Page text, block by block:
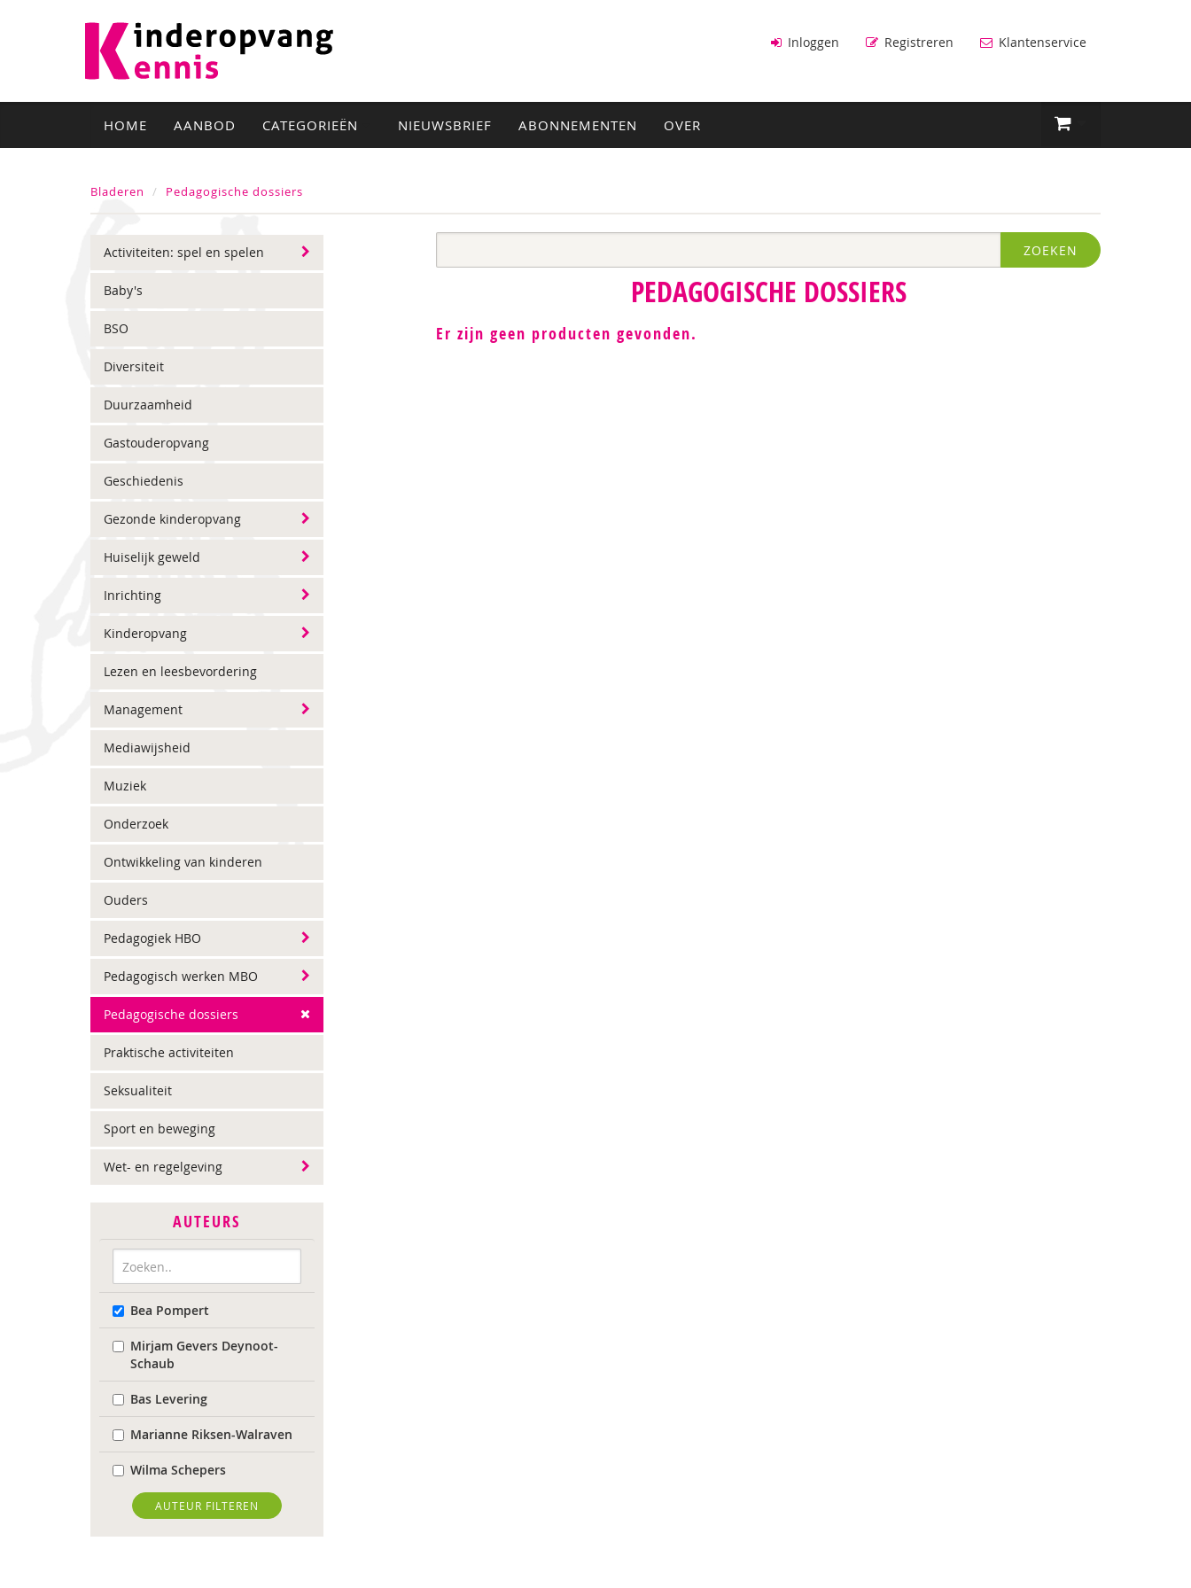
Inloggen Registreren Klantenservice
HOME AANBOD CATEGORIEËN NIEUWSBRIEF ABONNEMENTEN OVER
Bladeren Pedagogische dossiers
Activiteiten: spel en spelen
Baby's
BSO
Diversiteit
Duurzaamheid
Gastouderopvang
Geschiedenis
Gezonde kinderopvang
Huiselijk geweld
Inrichting
Kinderopvang
Lezen en leesbevordering
Management
Mediawijsheid
Muziek
Onderzoek
Ontwikkeling van kinderen
Ouders
Pedagogiek HBO
Pedagogisch werken MBO
Pedagogische dossiers
Praktische activiteiten
Seksualiteit
Sport en beweging
Wet- en regelgeving
AUTEURS
Bea Pompert
Mirjam Gevers Deynoot-
Schaub
Bas Levering
Marianne Riksen-Walraven
Wilma Schepers
AUTEUR FILTEREN
ZOEKEN
PEDAGOGISCHE DOSSIERS
Er zijn geen producten gevonden.